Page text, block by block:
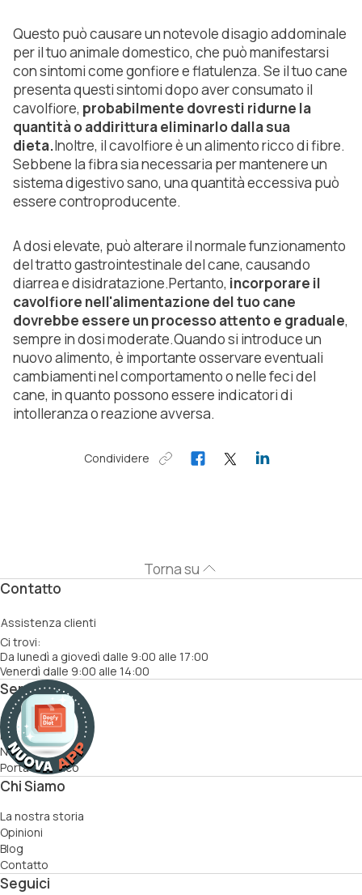
Questo può causare un notevole disagio addominale
per il tuo animale domestico, che può manifestarsi
con sintomi come gonfiore e flatulenza. Se il tuo cane
presenta questi sintomi dopo aver consumato il
cavolfiore, probabilmente dovresti ridurne la
quantità o addirittura eliminarlo dalla sua
dieta.Inoltre, il cavolfiore è un alimento ricco di fibre.
Sebbene la fibra sia necessaria per mantenere un
sistema digestivo sano, una quantità eccessiva può
essere controproducente.
A dosi elevate, può alterare il normale funzionamento
del tratto gastrointestinale del cane, causando
diarrea e disidratazione.Pertanto, incorporare il
cavolfiore nell'alimentazione del tuo cane
dovrebbe essere un processo attento e graduale,
sempre in dosi moderate.Quando si introduce un
nuovo alimento, è importante osservare eventuali
cambiamenti nel comportamento o nelle feci del
cane, in quanto possono essere indicatori di
intolleranza o reazione avversa.
Condividere
Torna su
Contatto
Assistenza clienti
Ci trovi:
Da lunedì a giovedì dalle 9:00 alle 17:00
Venerdì dalle 9:00 alle 14:00
Servizi
Come funziona
Ricette
Nutrizionisti
Porta un amico
Chi Siamo
La nostra storia
Opinioni
Blog
Contatto
Seguici